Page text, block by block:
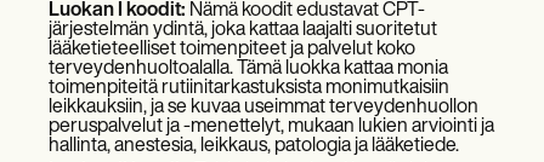
Luokan I koodit: Nämä koodit edustavat CPT-
järjestelmän ydintä, joka kattaa laajalti suoritetut
lääketieteelliset toimenpiteet ja palvelut koko
terveydenhuoltoalalla. Tämä luokka kattaa monia
toimenpiteitä rutiinitarkastuksista monimutkaisiin
leikkauksiin, ja se kuvaa useimmat terveydenhuollon
peruspalvelut ja -menettelyt, mukaan lukien arviointi ja
hallinta, anestesia, leikkaus, patologia ja lääketiede.